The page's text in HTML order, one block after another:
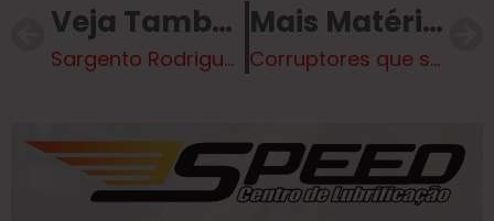
Veja Também
Sargento Rodrigues solicita estudo para instalação de quebra-molas no Jardim Dourados
Mais Matérias
Corruptores que se enrolaram na Lava Jato financiaram filme sobre Lula